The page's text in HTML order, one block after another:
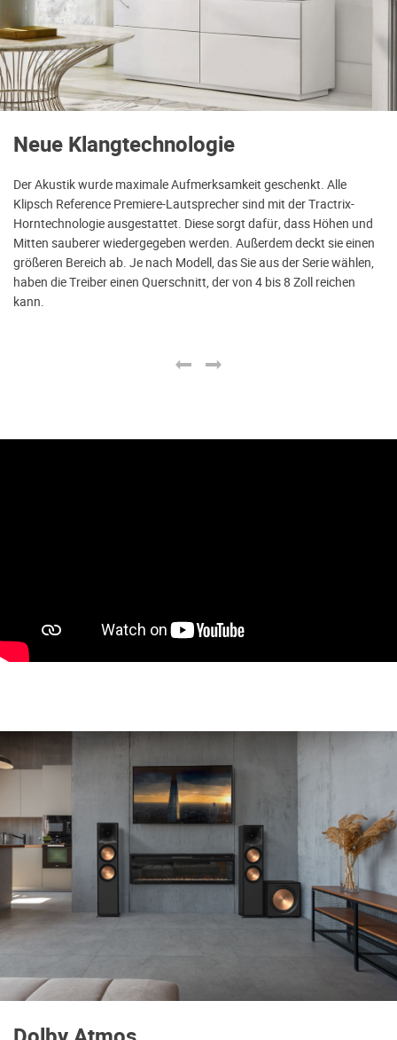
Neue Klangtechnologie
Der Akustik wurde maximale Aufmerksamkeit geschenkt. Alle
Klipsch Reference Premiere-Lautsprecher sind mit der Tractrix-
Horntechnologie ausgestattet. Diese sorgt dafür, dass Höhen und
Mitten sauberer wiedergegeben werden. Außerdem deckt sie einen
größeren Bereich ab. Je nach Modell, das Sie aus der Serie wählen,
haben die Treiber einen Querschnitt, der von 4 bis 8 Zoll reichen
kann.